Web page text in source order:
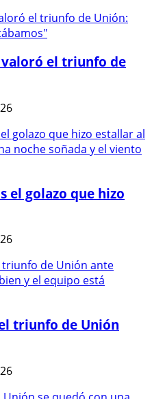
valoró el triunfo de
el golazo que hizo
triunfo de Unión